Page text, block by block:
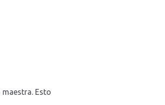
Esto